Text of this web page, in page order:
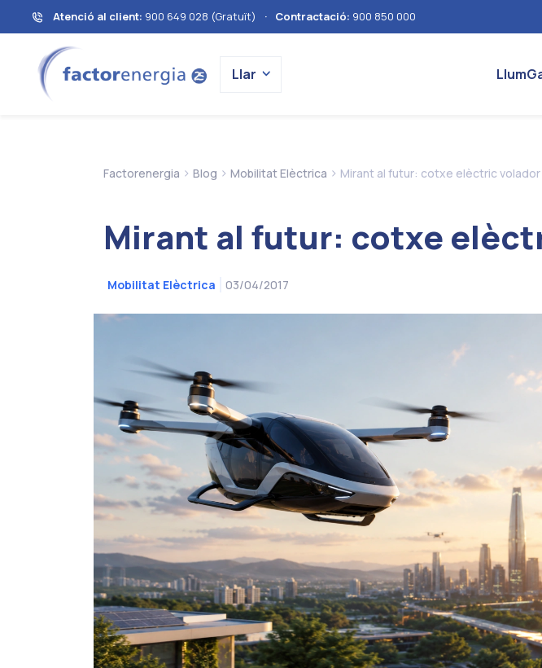
Atenció al client: 900 649 028 (Gratuït) · Contractació: 900 850 000
Llar Llum
Factorenergia > Blog > Mobilitat Elèctrica > Mirant al futur: cotxe elèctric volador
Mirant al futur: cotxe
Mobilitat Elèctrica 03/04/2017